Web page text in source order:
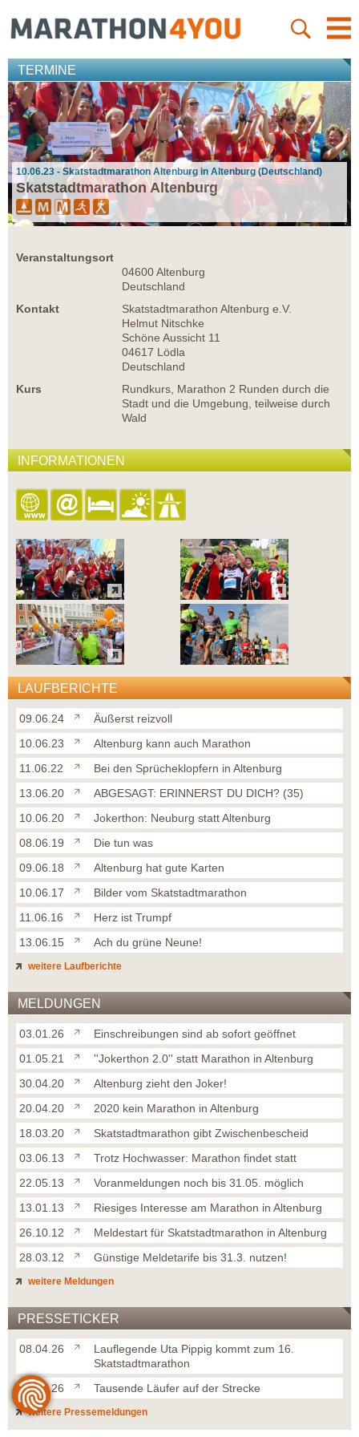
TERMINE
10.06.23 - Skatstadtmarathon Altenburg in Altenburg (Deutschland)
Skatstadtmarathon Altenburg
Veranstaltungsort
04600 Altenburg
Deutschland
Kontakt
Skatstadtmarathon Altenburg e.V.
Helmut Nitschke
Schöne Aussicht 11
04617 Lödla
Deutschland
Kurs
Rundkurs, Marathon 2 Runden durch die
Stadt und die Umgebung, teilweise durch
Wald
INFORMATIONEN
LAUFBERICHTE
09.06.24
Äußerst reizvoll
10.06.23
Altenburg kann auch Marathon
11.06.22
Bei den Sprücheklopfern in Altenburg
13.06.20
ABGESAGT: ERINNERST DU DICH? (35)
10.06.20
Jokerthon: Neuburg statt Altenburg
08.06.19
Die tun was
09.06.18
Altenburg hat gute Karten
10.06.17
Bilder vom Skatstadtmarathon
11.06.16
Herz ist Trumpf
13.06.15
Ach du grüne Neune!
weitere Laufberichte
MELDUNGEN
03.01.26
Einschreibungen sind ab sofort geöffnet
01.05.21
''Jokerthon 2.0'' statt Marathon in Altenburg
30.04.20
Altenburg zieht den Joker!
20.04.20
2020 kein Marathon in Altenburg
18.03.20
Skatstadtmarathon gibt Zwischenbescheid
03.06.13
Trotz Hochwasser: Marathon findet statt
22.05.13
Voranmeldungen noch bis 31.05. möglich
13.01.13
Riesiges Interesse am Marathon in Altenburg
26.10.12
Meldestart für Skatstadtmarathon in Altenburg
28.03.12
Günstige Meldetarife bis 31.3. nutzen!
weitere Meldungen
PRESSETICKER
08.04.26
Lauflegende Uta Pippig kommt zum 16.
Skatstadtmarathon
14.03.26
Tausende Läufer auf der Strecke
weitere Pressemeldungen